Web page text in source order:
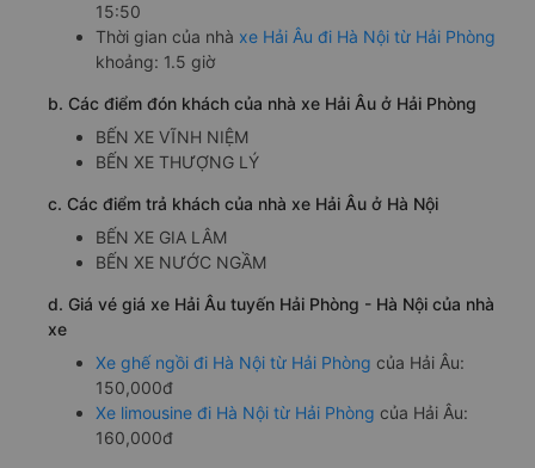
15:50
Thời gian của nhà xe Hải Âu đi Hà Nội từ Hải Phòng
khoảng: 1.5 giờ
b. Các điểm đón khách của nhà xe Hải Âu ở Hải Phòng
BẾN XE VĨNH NIỆM
BẾN XE THƯỢNG LÝ
c. Các điểm trả khách của nhà xe Hải Âu ở Hà Nội
BẾN XE GIA LÂM
BẾN XE NƯỚC NGẦM
d. Giá vé giá xe Hải Âu tuyến Hải Phòng - Hà Nội của nhà
xe
Xe ghế ngồi đi Hà Nội từ Hải Phòng của Hải Âu:
150,000đ
Xe limousine đi Hà Nội từ Hải Phòng của Hải Âu:
160,000đ